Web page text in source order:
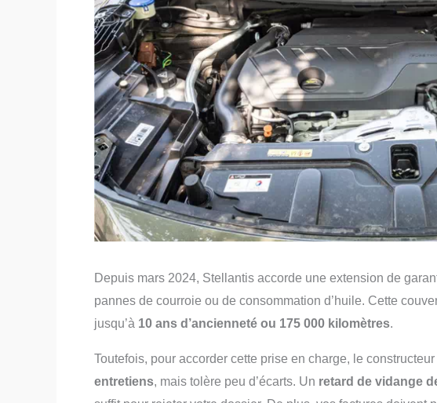
Depuis mars 2024, Stellantis accorde une extension de
pannes de courroie ou de consommation d’huile. Cette
jusqu’à 10 ans d’ancienneté ou 175 000 kilomètres.
Toutefois, pour accorder cette prise en charge, le
entretiens, mais tolère peu d’écarts. Un retard de vidange